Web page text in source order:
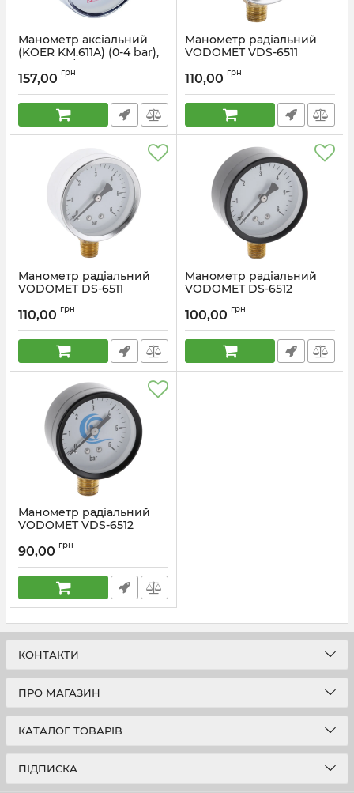
Манометр аксіальний
(KOER KM.611A) (0-4 bar),
D 63мм, 1/4'' (KR0210)
Артикул: KR0210
157,00 грн
Манометр радіальний
VODOMET VDS-6511
Артикул: VO0016
110,00 грн
Манометр радіальний
VODOMET DS-6511
Артикул: VO0018
110,00 грн
Манометр радіальний
VODOMET DS-6512
Артикул: VO0017
100,00 грн
Манометр радіальний
VODOMET VDS-6512
Артикул: VO0015
90,00 грн
КОНТАКТИ
ПРО МАГАЗИН
КАТАЛОГ ТОВАРІВ
ПІДПИСКА